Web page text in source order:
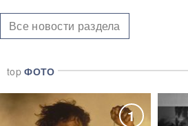
Все новости раздела
topФОТО
1